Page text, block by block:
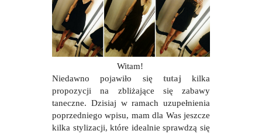
Witam!
Niedawno pojawiło się tutaj kilka
propozycji na zbliżające się zabawy
taneczne. Dzisiaj w ramach uzupełnienia
poprzedniego wpisu, mam dla Was jeszcze
kilka stylizacji, które idealnie sprawdzą się